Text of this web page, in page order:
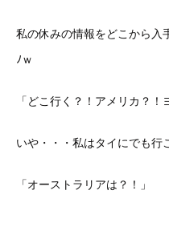
私の休みの情報をどこから入
ﾉｗ
「どこ行く？！アメリカ？！
いや・・・私はタイにでも行
「オーストラリアは？！」